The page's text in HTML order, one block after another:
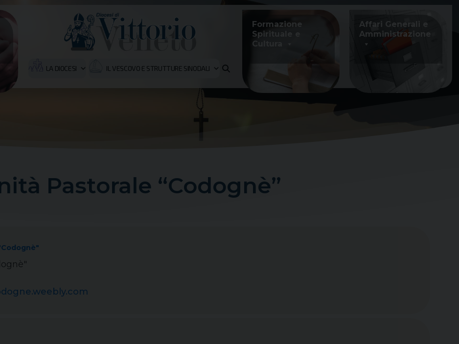
LA DIOCESI IL VESCOVO E STRUTTURE SINODALI
Formazione
Spirituale e
Cultura
Affari Generali e
Amministrazione
Pastorale “Codognè”